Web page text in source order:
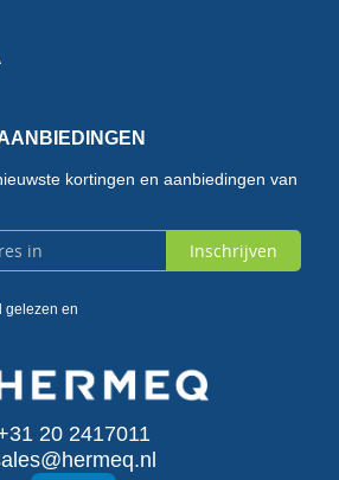
kortingen en aanbiedingen van
Inschrijven
gelezen en
20 2417011